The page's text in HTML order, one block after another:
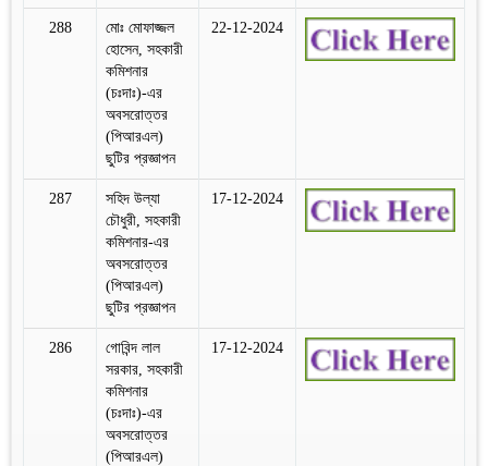
288
মোঃ মোফাজ্জল
হোসেন, সহকারী
কমিশনার
(চঃদাঃ)-এর
অবসরোত্তর
(পিআরএল)
ছুটির প্রজ্ঞাপন
22-12-2024
287
সহিদ উল্যা
চৌধুরী, সহকারী
কমিশনার-এর
অবসরোত্তর
(পিআরএল)
ছুটির প্রজ্ঞাপন
17-12-2024
286
গোবিন্দ লাল
সরকার, সহকারী
কমিশনার
(চঃদাঃ)-এর
অবসরোত্তর
(পিআরএল)
17-12-2024